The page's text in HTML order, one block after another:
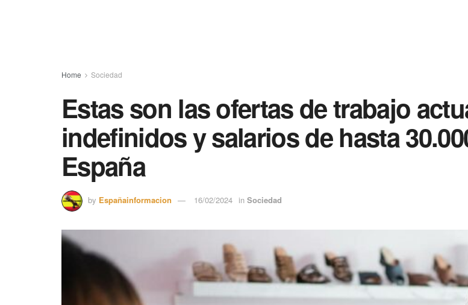
Home Sociedad
Estas son las ofertas de trabajo
indefinidos y salarios de hasta
España
by Españainformacion 16/02/2024 in Sociedad